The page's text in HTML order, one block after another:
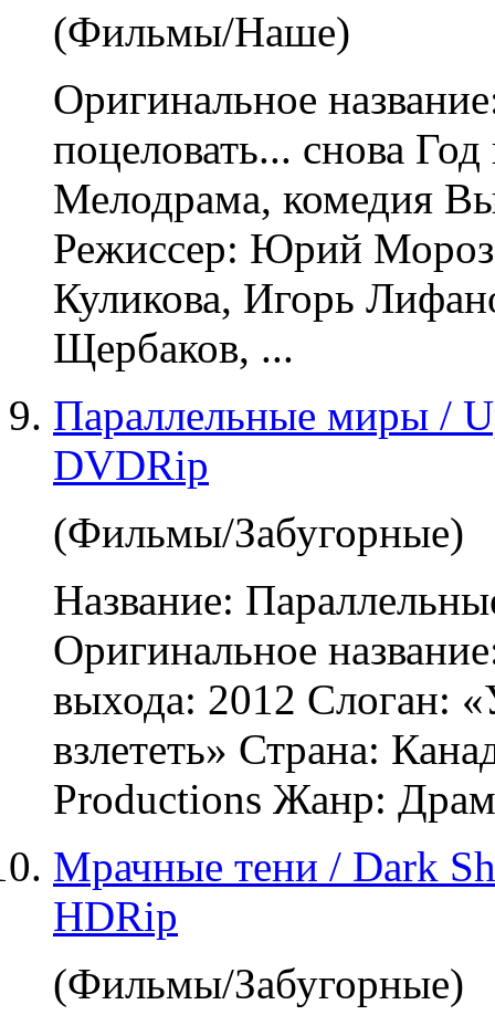
(Фильмы/Наше)
Оригинальное
поцеловать... снова
Мелодрама, комедия
Режиссер: Юрий
Куликова, Игорь
Щербаков, ...
Параллельные миры /
DVDRip
(Фильмы/Забугорные)
Название:
Оригинальное
выхода: 2012 Слоган:
взлететь» Страна:
Productions Жанр:
Мрачные тени / Dark
НDRip
(Фильмы/Забугорные)